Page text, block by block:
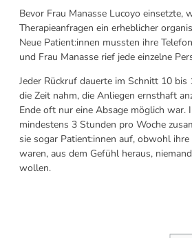
Bevor Frau Manasse Lucoyo einsetzte,
Therapieanfragen ein erheblicher
Neue Patient:innen mussten ihre
und Frau Manasse rief jede einzelne
Jeder Rückruf dauerte im Schnitt 10 bis
die Zeit nahm, die Anliegen ernsthaft
Ende oft nur eine Absage möglich war.
mindestens 3 Stunden pro Woche
sie sogar Patient:innen auf, obwohl
waren, aus dem Gefühl heraus,
wollen.